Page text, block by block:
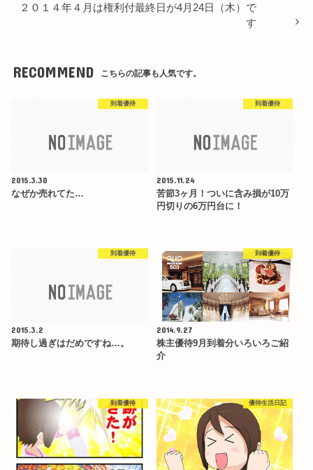
２０１４年４月は権利付最終日が4月24日（木）で
す
RECOMMEND こちらの記事も人気です。
到着優待
2015.3.30
なぜか売れてた…
到着優待
2015.11.24
苦節3ヶ月！ついに含み損が10万
円切りの6万円台に！
到着優待
2015.3.2
期待し過ぎはだめですね…。
到着優待
2014.9.27
株主優待9月到着分いろいろご紹
介
到着優待 優待生活日記